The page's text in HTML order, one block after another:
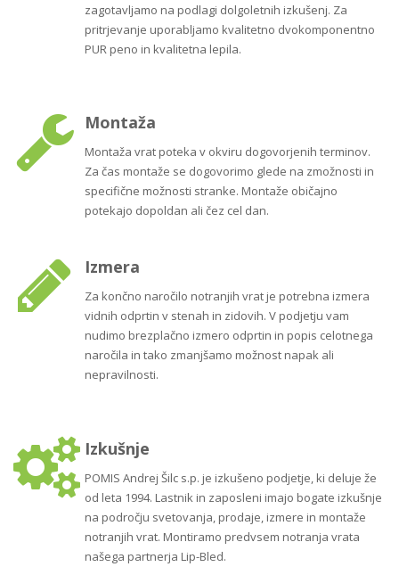
zagotavljamo na podlagi dolgoletnih izkušenj. Za
pritrjevanje uporabljamo kvalitetno dvokomponentno
PUR peno in kvalitetna lepila.
Montaža
Montaža vrat poteka v okviru dogovorjenih terminov.
Za čas montaže se dogovorimo glede na zmožnosti in
specifične možnosti stranke. Montaže običajno
potekajo dopoldan ali čez cel dan.
Izmera
Za končno naročilo notranjih vrat je potrebna izmera
vidnih odprtin v stenah in zidovih. V podjetju vam
nudimo brezplačno izmero odprtin in popis celotnega
naročila in tako zmanjšamo možnost napak ali
nepravilnosti.
Izkušnje
POMIS Andrej Šilc s.p. je izkušeno podjetje, ki deluje že
od leta 1994. Lastnik in zaposleni imajo bogate izkušnje
na področju svetovanja, prodaje, izmere in montaže
notranjih vrat. Montiramo predvsem notranja vrata
našega partnerja Lip-Bled.